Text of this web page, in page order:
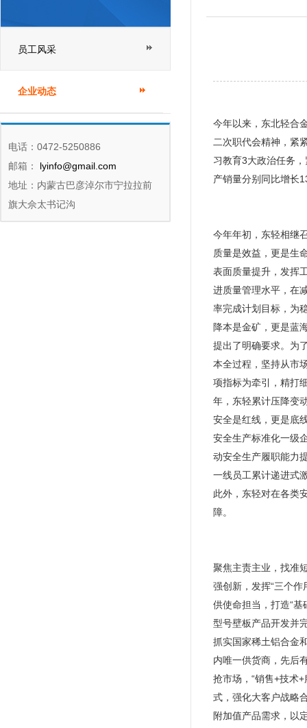
员工风采
企业动态
电话：0472-5250886
邮箱：
lyinfo@gmail.com
地址：内蒙古巴彦淖尔市宁拉拉前
旗大佘太书记沟
今年以来，东北轻合
二次职代会精神，紧
习教育3大政治任务
产销量分别同比增长
今年年初，东轻相继
质量是效益，更是生
表面质量提升，发挥
进质量管理水平，在
率完成计划目标，为
降本是金矿，更是蓝
提出了明确要求。为
本全过程，坚持从市
项指标为牵引，精打
年，东轻累计压降变
安全是红线，更是底
安全生产标准化一级
动安全生产履职能力
一线员工累计递进式
此外，东轻对在各类
障。
聚焦主责主业，找准
强创新，发挥“三个
供使命担当，打造“
型号壁板产品开发并
抓实国家稀土铝合金
内唯一供货商，先后
抢市场，“销售+技术
式，强化大客户战略
附加值产品需求，以